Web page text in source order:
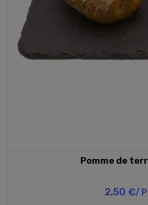
Pomme de
2,50 €/